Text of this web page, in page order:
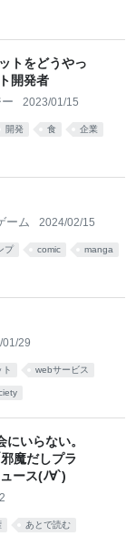
トをどうやっ
開発者
2023/01/15
開発 食 企業
ーム 2024/02/15
プ comic manga
29
webサービス
いらない。
魔だしプラ
ース(ﾉ∀`)
あとで読む